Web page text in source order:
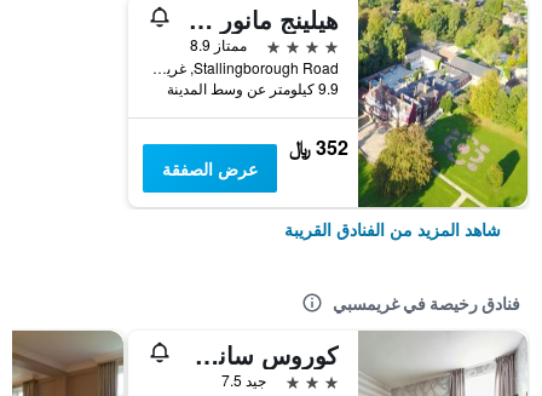
هيلينج مانور هوتل
4 نجوم
ممتاز 8.9
Stallingborough Road, غريمسبي, المملكة المتحدة
9.9 كيلومتر عن وسط المدينة
352 ﷼
عرض الصفقة
شاهد المزيد من الفنادق القريبة
فنادق رخيصة في غريمسبي
كوروس سانت جيمس هوتل جريمسبي
3 نجوم
جيد 7.5